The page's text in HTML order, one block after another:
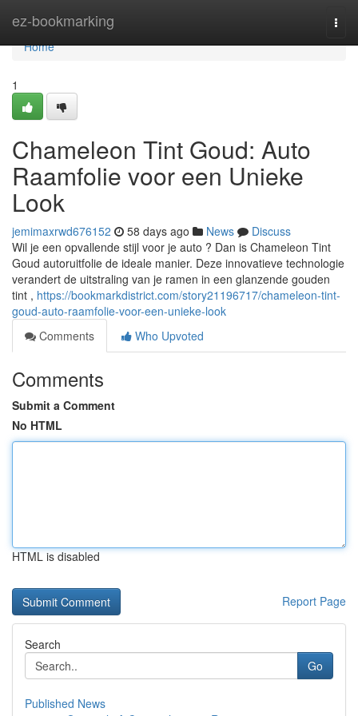
ez-bookmarking
Home
Home
1
Chameleon Tint Goud: Auto
Raamfolie voor een Unieke
Look
jemimaxrwd676152 58 days ago News
Discuss
Wil je een opvallende stijl voor je auto ? Dan is Chameleon Tint
Goud autoruitfolie de ideale manier. Deze innovatieve technologie
verandert de uitstraling van je ramen in een glanzende gouden
tint , https://bookmarkdistrict.com/story21196717/chameleon-tint-
goud-auto-raamfolie-voor-een-unieke-look
Comments
Who Upvoted
Comments
Submit a Comment
No HTML
HTML is disabled
Report Page
Search
Go
Published News